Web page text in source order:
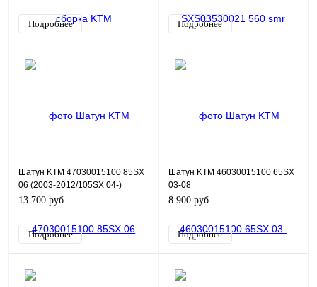
Подробнее Подробнее
Шатун KTM 47030015100 85SX
06 (2003-2012/105SX 04-)
13 700 руб.
Подробнее
Шатун KTM 46030015100 65SX
03-08
8 900 руб.
Подробнее